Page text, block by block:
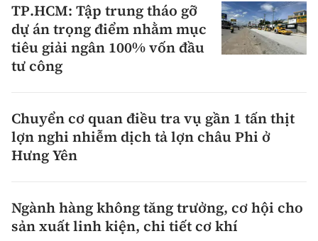
TP.HCM: Tập trung tháo gỡ
dự án trọng điểm nhằm mục
tiêu giải ngân 100% vốn đầu
tư công
Chuyển cơ quan điều tra vụ gần 1 tấn thịt
lợn nghi nhiễm dịch tả lợn châu Phi ở
Hưng Yên
Ngành hàng không tăng trưởng, cơ hội cho
sản xuất linh kiện, chi tiết cơ khí